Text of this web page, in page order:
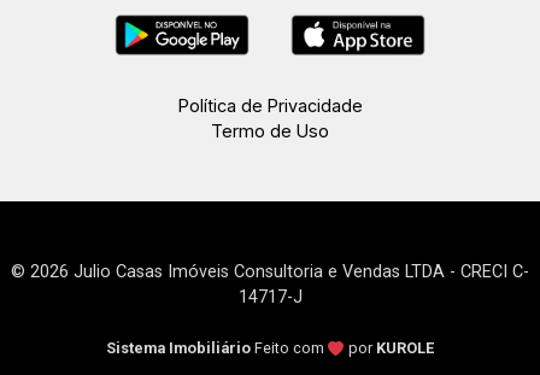
Política de Privacidade
Termo de Uso
© 2026 Julio Casas Imóveis Consultoria e Vendas LTDA - CRECI C-
14717-J
Sistema Imobiliário Feito com por KUROLE